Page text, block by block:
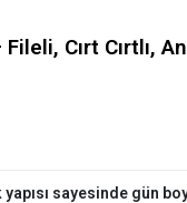
Cırt Cırtlı,
sayesinde gün